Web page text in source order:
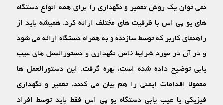
نمی ‏توان یک روش تعمیر و نگهداری را برای همه انواع دستگاه‏
های یو پی اس با ظرفیت‏ های مختلف ارائه کرد. همیشه باید از
راهنمای کاربر که توسط سازنده و به همراه دستگاه ارائه می ‏شود
و در آن در مورد شرایط خاص نگهداری و دستورالعمل‏ های عیب‏
یابی توضیح داده شده است، بهره گرفت. این دستورالعمل‏ ها
معمولا اقدامات ایمنی را هم بیان می‏ کنند. تعمیر و نگهداری
فیزیکی یا عیب‏ یابی دستگاه یو پی اس فقط باید توسط افراد